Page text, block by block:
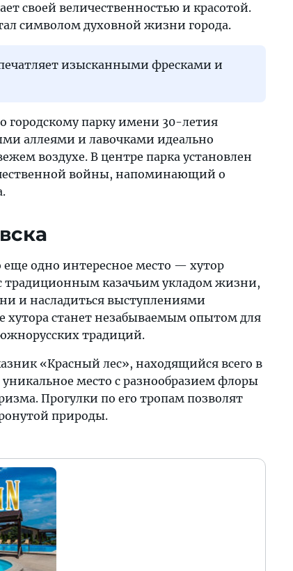
своей величественностью и красотой.
символом духовной жизни города.
изысканными фресками и
городскому парку имени 30-летия
аллеями и лавочками идеально
воздухе. В центре парка установлен
войны, напоминающий о
одно интересное место — хутор
традиционным казачьим укладом жизни,
и насладиться выступлениями
станет незабываемым опытом для
традиций.
«Красный лес», находящийся всего в
место с разнообразием флоры
Прогулки по его тропам позволят
природы.